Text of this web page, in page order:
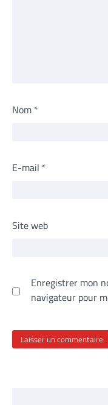
Nom *
E-mail *
Site web
Enregistrer mon
navigateur pour